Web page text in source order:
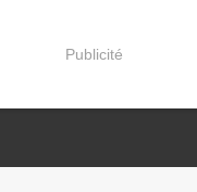
Publicité